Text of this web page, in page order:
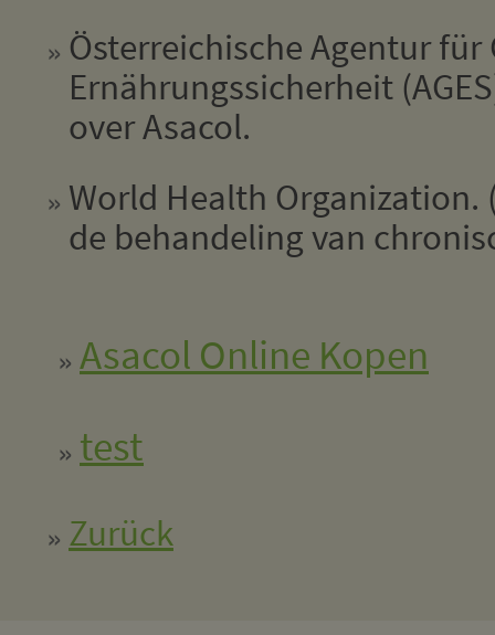
Österreichische Agentur
Ernährungssicherheit
over Asacol.
World Health Organization.
de behandeling van
Asacol Online Kopen
test
Zurück